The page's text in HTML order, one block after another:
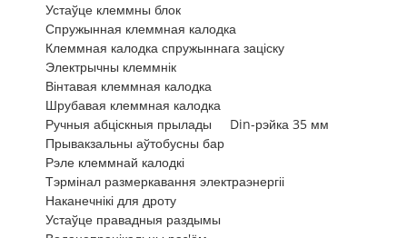
Устаўце клеммны блок
Спружынная клеммная калодка
Клеммная калодка спружыннага заціску
Электрычны клеммнік
Вінтавая клеммная калодка
Шрубавая клеммная калодка
Ручныя абціскныя прылады
Din-рэйка 35 мм
Прывакзальны аўтобусны бар
Рэле клеммнай калодкі
Тэрмінал размеркавання электраэнергіі
Наканечнікі для дроту
Устаўце правадныя раздымы